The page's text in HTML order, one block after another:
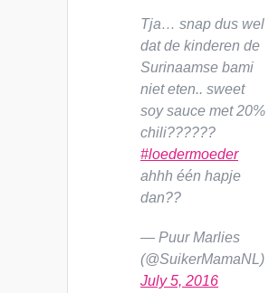
Tja… snap dus wel
dat de kinderen de
Surinaamse bami
niet eten.. sweet
soy sauce met 20%
chili??????
#loedermoeder
ahhh één hapje
dan??
— Puur Marlies
(@SuikerMamaNL)
July 5, 2016